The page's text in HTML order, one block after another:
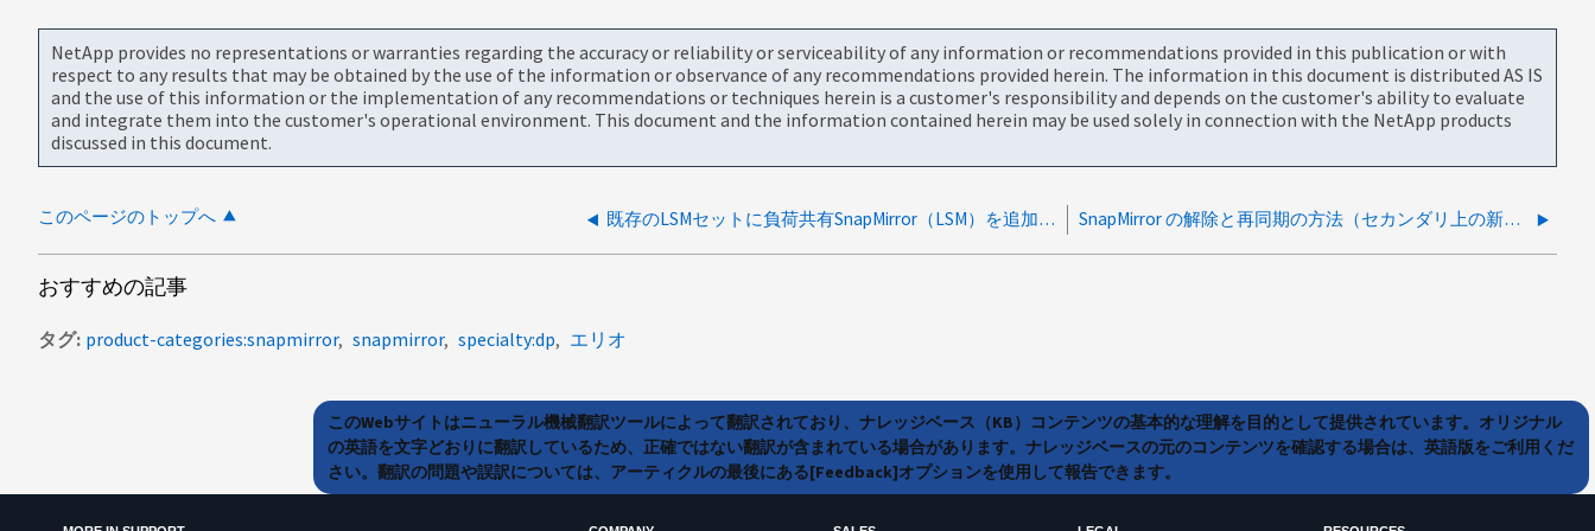
NetApp provides no representations or warranties regarding the accuracy or reliability or serviceability of any information or recommendations provided in this publication or with
respect to any results that may be obtained by the use of the information or observance of any recommendations provided herein. The information in this document is distributed AS IS
and the use of this information or the implementation of any recommendations or techniques herein is a customer's responsibility and depends on the customer's ability to evaluate
and integrate them into the customer's operational environment. This document and the information contained herein may be used solely in connection with the NetApp products
discussed in this document.
このページのトップへ 既存のLSMセットに負荷共有SnapMirror（LSM）を追加する方法 SnapMirror の解除と再同期の方法（セカンダリ上の新しいデータは保持されない）
おすすめの記事
タグ product-categories:snapmirror snapmirror specialty:dp エリオ
このWebサイトはニューラル機械翻訳ツールによって翻訳されており、ナレッジベース（KB）コンテンツの基本的な理解を目的として提供されています。オリジナル
の英語を文字どおりに翻訳しているため、正確ではない翻訳が含まれている場合があります。ナレッジベースの元のコンテンツを確認する場合は、英語版をご利用くだ
さい。翻訳の問題や誤訳については、アーティクルの最後にある[Feedback]オプションを使用して報告できます。